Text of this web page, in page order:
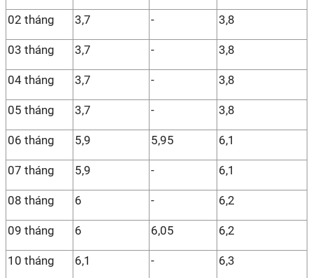
02 tháng 3,7 - 3,8
03 tháng 3,7 - 3,8
04 tháng 3,7 - 3,8
05 tháng 3,7 - 3,8
06 tháng 5,9 5,95 6,1
07 tháng 5,9 - 6,1
08 tháng 6 - 6,2
09 tháng 6 6,05 6,2
10 tháng 6,1 - 6,3